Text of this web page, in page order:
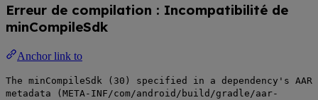
Erreur de compilation : Incompatibilité de
minCompileSdk
Anchor link to
The minCompileSdk (30) specified in a dependency's AAR
metadata (META-INF/com/android/build/gradle/aar-